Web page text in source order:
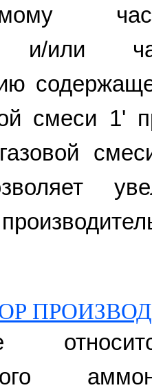
и/или
смеси 1'